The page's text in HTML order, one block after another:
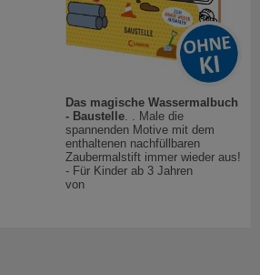
Das magische Wassermalbuch
- Baustelle . . Male die
spannenden Motive mit dem
enthaltenen nachfüllbaren
Zaubermalstift immer wieder aus!
- Für Kinder ab 3 Jahren
von